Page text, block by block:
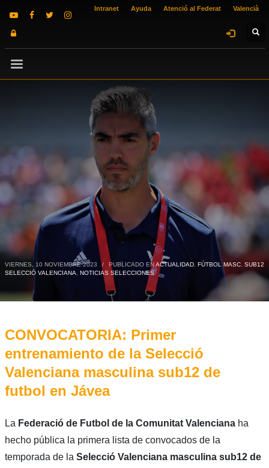
Intranet Ayuda Atenció al Federat Valencià
VIERNES, 10 NOVIEMBRE 2023 / PUBLICADO EN ACTUALIDAD, FÚTBOL MASC. SUB12
SELECCIÓ VALENCIANA, NOTICIAS SELECCIONES
CONVOCATORIA: Primer
entrenamiento de la Selecció
Valenciana masculina sub12 de
futbol en Jávea
La Federació de Futbol de la Comunitat Valencianaha
hecho pública la primera lista de convocados de la
temporada de la Selecció Valenciana masculina sub12 de